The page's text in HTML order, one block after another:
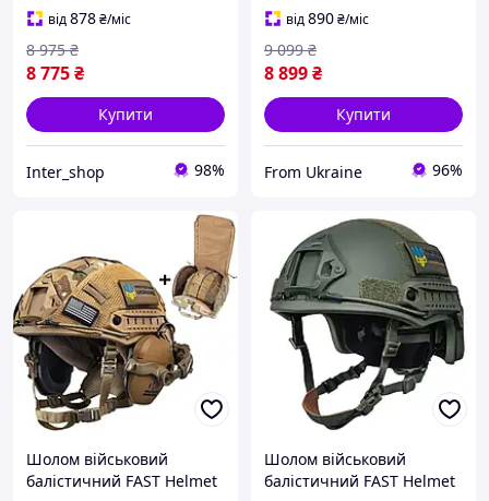
від878₴/міс
8 775₴
8 975 ₴
Купити
Inter_shop 98%
шолом олива
від890₴/міс
8 899₴
9 099 ₴
Купити
From Ukraine 96%
Шолом військовий
балістичний FAST Helmet
Шолом військовий
балістичний FAST Helmet